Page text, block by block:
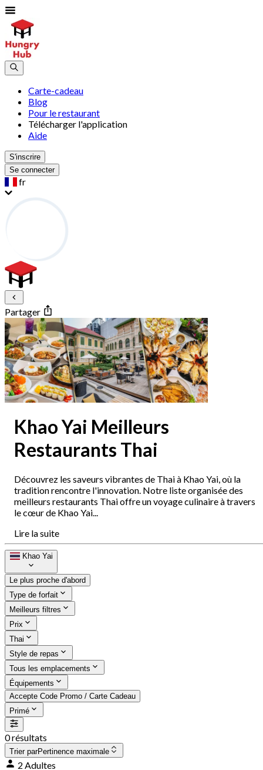
Carte-cadeau
Blog
Pour le restaurant
Télécharger l'application
Aide
S'inscrire
Se connecter
fr
Partager
Khao Yai Meilleurs
Restaurants Thai
Découvrez les saveurs vibrantes de Thai à Khao Yai, où la
tradition rencontre l'innovation. Notre liste organisée des
meilleurs restaurants Thai offre un voyage culinaire à travers
le cœur de Khao Yai...
Lire la suite
Khao Yai
Le plus proche d'abord
Type de forfait
Meilleurs filtres
Prix
Thai
Style de repas
Tous les emplacements
Équipements
Accepte Code Promo / Carte Cadeau
Primé
0 résultats
Trier parPertinence maximale
2 Adultes